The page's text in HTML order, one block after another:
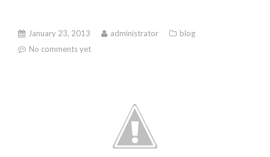
January 23, 2013 administrator
blog
No comments yet